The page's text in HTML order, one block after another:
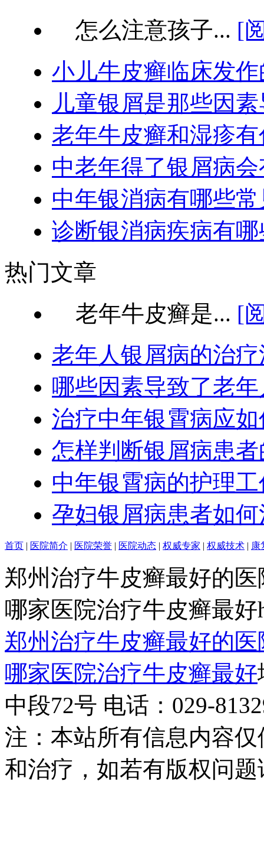
怎么注意孩子... [
小儿牛皮癣临床发
儿童银屑是那些因
老年牛皮癣和湿疹
中老年得了银屑病
中年银消病有哪些
诊断银消病疾病有
热门文章
老年牛皮癣是... [
老年人银屑病的治
哪些因素导致了老
治疗中年银霄病应
怎样判断银屑病患
中年银霄病的护理
孕妇银屑病患者如
首页 | 医院简介 | 医院荣誉 | 医院动态 | 权威专家 | 权威技术 | 康
郑州治疗牛皮癣最好的
哪家医院治疗牛皮癣最好
郑州治疗牛皮癣最好的
哪家医院治疗牛皮癣最好
中段72号 电话：029-
注：本站所有信息内容
和治疗，如若有版权问